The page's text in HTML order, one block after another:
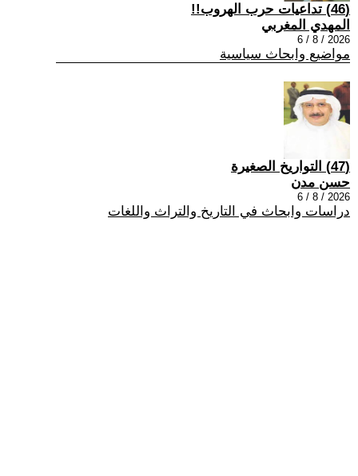
(46) تداعيات حرب الهروب!!
المهدي المغربي
2026 / 8 / 6
مواضيع وابحاث سياسية
(47) التواريخ الصغيرة
حسن مدن
2026 / 8 / 6
دراسات وابحاث في التاريخ والتراث واللغات